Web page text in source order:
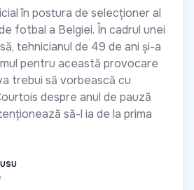
în postura de selecționer al
fotbal a Belgiei. În cadrul unei
tehnicianul de 49 de ani și-a
pentru această provocare
trebui să vorbească cu
despre anul de pauză
să-l ia de la prima